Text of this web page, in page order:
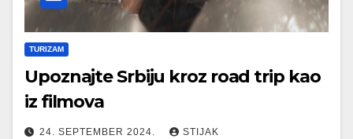
TURIZAM
Upoznajte Srbiju kroz road trip kao
iz filmova
24. SEPTEMBER 2024. STIJAK